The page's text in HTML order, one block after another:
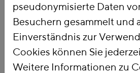
Titel
zur
pseudonymisierte Daten
Besuchern gesammelt und
Einverständnis zur
Cookies können Sie
Weitere Informationen zu